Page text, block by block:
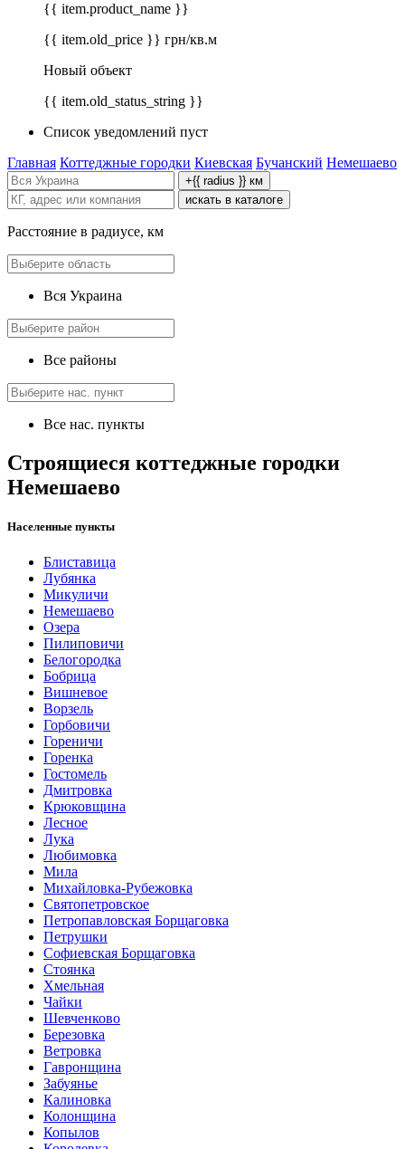
{{ item.product_name }}
{{ item.old_price }} грн/кв.м
Новый объект
{{ item.old_status_string }}
Список уведомлений пуст
Главная Коттеджные городки Киевская Бучанский Немешаево
+{{ radius }} км
искать в каталоге
Расстояние в радиусе, км
Вся Украина
Все районы
Все нас. пункты
Строящиеся коттеджные городки
Немешаево
Населенные пункты
Блиставица
Лубянка
Микуличи
Немешаево
Озера
Пилиповичи
Белогородка
Бобрица
Вишневое
Ворзель
Горбовичи
Гореничи
Горенка
Гостомель
Дмитровка
Крюковщина
Лесное
Лука
Любимовка
Мила
Михайловка-Рубежовка
Святопетровское
Петропавловская Борщаговка
Петрушки
Софиевская Борщаговка
Стоянка
Хмельная
Чайки
Шевченково
Березовка
Ветровка
Гавронщина
Забуянье
Калиновка
Колонщина
Копылов